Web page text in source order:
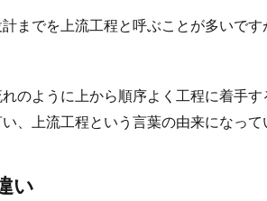
までを上流工程と呼ぶことが多いで
のように上から順序よく工程に着手
、上流工程という言葉の由来になって
い